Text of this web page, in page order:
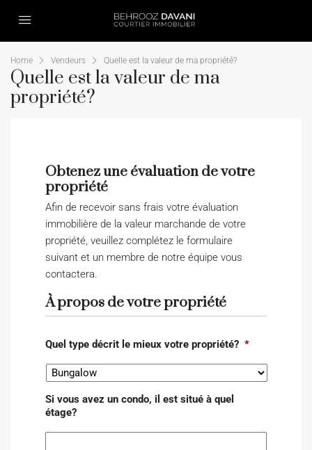
Home Vendeurs Quelle est la valeur de ma propriété?
Quelle est la valeur de ma
propriété?
Obtenez une évaluation de votre
propriété
Afin de recevoir sans frais votre évaluation
immobilière de la valeur marchande de votre
propriété, veuillez complétez le formulaire
suivant et un membre de notre équipe vous
contactera.
À propos de votre propriété
Quel type décrit le mieux votre propriété? *
Si vous avez un condo, il est situé à quel
étage?